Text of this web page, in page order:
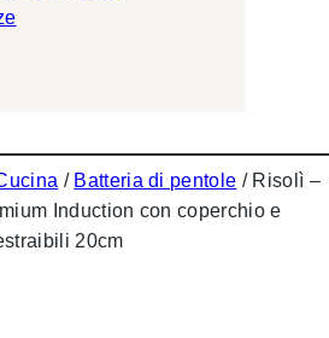
/ Batteria di pentole / Risolì –
Induction con coperchio e
20cm